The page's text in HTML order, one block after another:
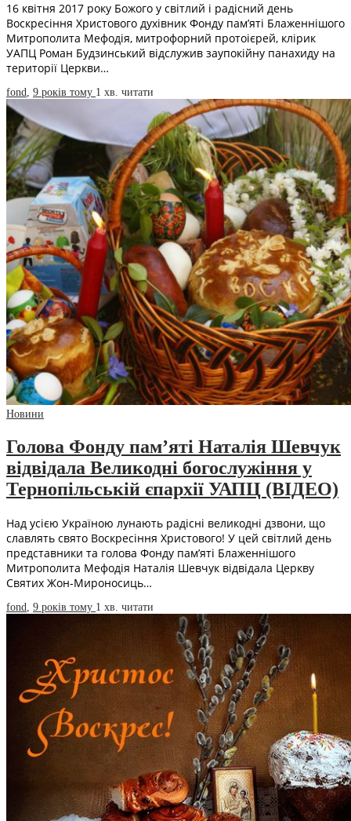
16 квітня 2017 року Божого у світлий і радісний день
Воскресіння Христового духівник Фонду пам’яті Блаженнішого
Митрополита Мефодія, митрофорний протоієрей, клірик
УАПЦ Роман Будзинський відслужив заупокійну панахиду на
території Церкви…
fond, 9 років тому 1 хв. читати
Новини
Голова Фонду пам’яті Наталія Шевчук
відвідала Великодні богослужіння у
Тернопільській єпархії УАПЦ (ВІДЕО)
Над усією Україною лунають радісні великодні дзвони, що
славлять свято Воскресіння Христового! У цей світлий день
представники та голова Фонду пам’яті Блаженнішого
Митрополита Мефодія Наталія Шевчук відвідала Церкву
Святих Жон-Мироносиць…
fond, 9 років тому 1 хв. читати